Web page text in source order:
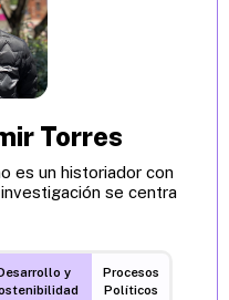
Torres
es un historiador con
se centra
y
Procesos
Políticos